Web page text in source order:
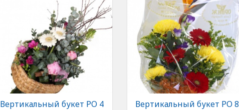
Вертикальный букет РО 4
Вертикальный букет РО 8